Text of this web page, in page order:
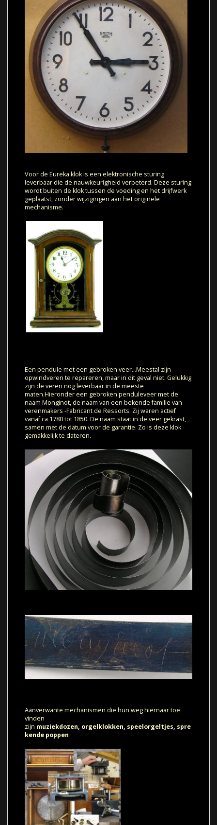
Voor de Eureka klok is een elektronische sturing
leverbaar die de nauwkeurigheid verbeterd. Deze sturing
wordt buiten de klok tussen de voeding en het drijfwerk
geplaatst, zonder wijzigingen aan het originele
mechanisme.
Een pendule met een gebroken veer…Meestal zijn
opwindveren te repareren, maar in dit geval niet. Gelukkig
zijn de veren nog leverbaar in de meeste
maten.Hieronder een gebroken penduleveer met de
naam Monginot, de naam van een bekende familie van
verenmakers -Fabricant de Ressorts. Zij waren actief
vanaf ca 1780 tot 1850. De naam staat in de veer gekrast,
samen met de datum voor de garantie. Zo is deze klok
gemakkelijk te dateren.
Aanverwante mechanismen die hun weg hiernaar toe
vinden
zijn muziekdozen, orgelklokken, speelorgeltjes, spre
kende poppen